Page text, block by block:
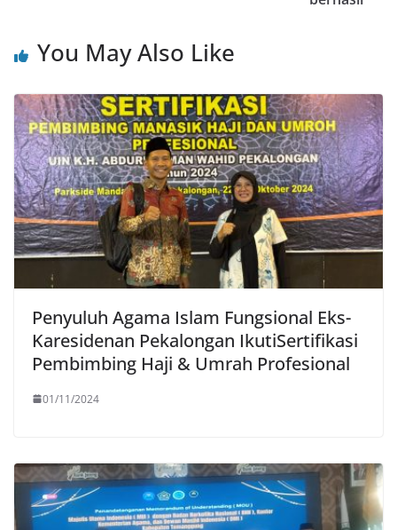
You May Also Like
Penyuluh Agama Islam Fungsional Eks-
Karesidenan Pekalongan IkutiSertifikasi
Pembimbing Haji & Umrah Profesional
01/11/2024